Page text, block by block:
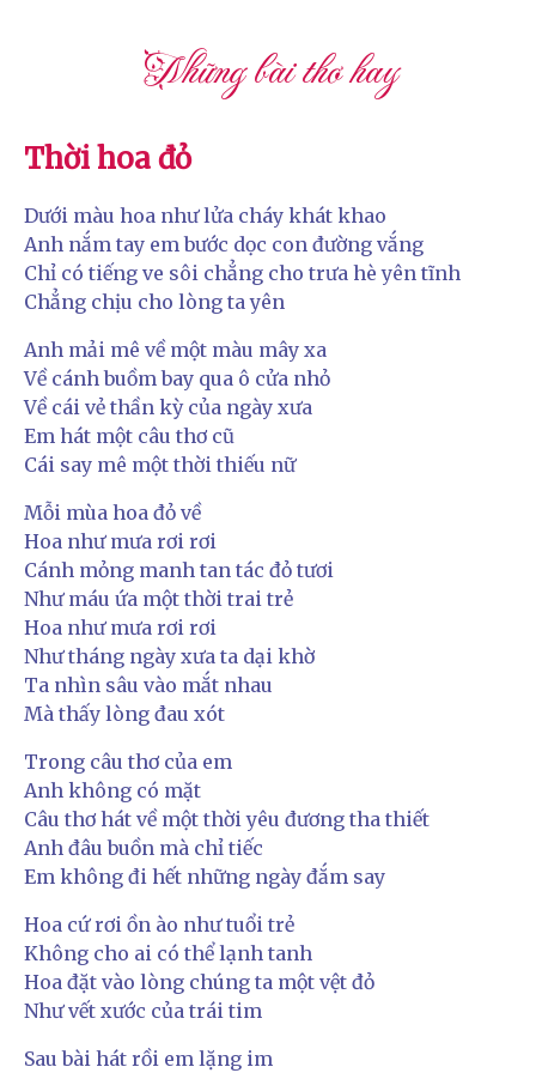
Những bài thơ hay
Thời hoa đỏ
Dưới màu hoa như lửa cháy khát khao
Anh nắm tay em bước dọc con đường vắng
Chỉ có tiếng ve sôi chẳng cho trưa hè yên tĩnh
Chẳng chịu cho lòng ta yên
Anh mải mê về một màu mây xa
Về cánh buồm bay qua ô cửa nhỏ
Về cái vẻ thần kỳ của ngày xưa
Em hát một câu thơ cũ
Cái say mê một thời thiếu nữ
Mỗi mùa hoa đỏ về
Hoa như mưa rơi rơi
Cánh mỏng manh tan tác đỏ tươi
Như máu ứa một thời trai trẻ
Hoa như mưa rơi rơi
Như tháng ngày xưa ta dại khờ
Ta nhìn sâu vào mắt nhau
Mà thấy lòng đau xót
Trong câu thơ của em
Anh không có mặt
Câu thơ hát về một thời yêu đương tha thiết
Anh đâu buồn mà chỉ tiếc
Em không đi hết những ngày đắm say
Hoa cứ rơi ồn ào như tuổi trẻ
Không cho ai có thể lạnh tanh
Hoa đặt vào lòng chúng ta một vệt đỏ
Như vết xước của trái tim
Sau bài hát rồi em lặng im